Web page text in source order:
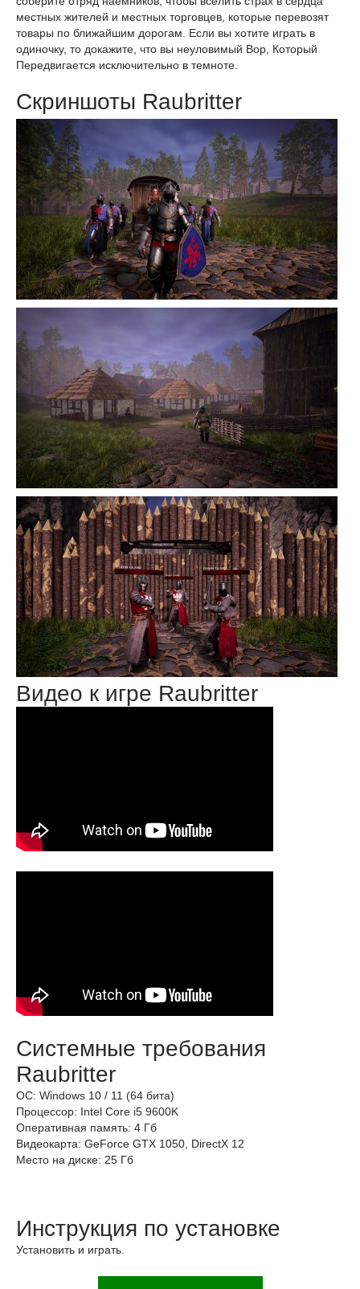
местных жителей и местных торговцев, которые перевозят
товары по ближайшим дорогам. Если вы хотите играть в
одиночку, то докажите, что вы неуловимый Вор, Который
Передвигается исключительно в темноте.
Скриншоты Raubritter
Видео к игре Raubritter
Системные требования
Raubritter
ОС: Windows 10 / 11 (64 бита)
Процессор: Intel Core i5 9600K
Оперативная память: 4 Гб
Видеокарта: GeForce GTX 1050, DirectX 12
Место на диске: 25 Гб
Инструкция по установке
Установить и играть.